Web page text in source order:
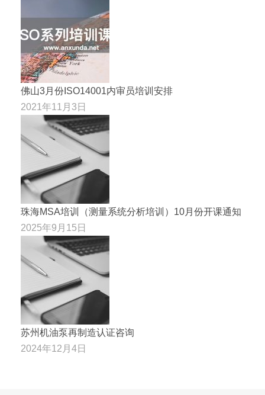
佛山3月份ISO14001内审员培训安排
2021年11月3日
珠海MSA培训（测量系统分析培训）10月份开课通知
2025年9月15日
苏州机油泵再制造认证咨询
2024年12月4日